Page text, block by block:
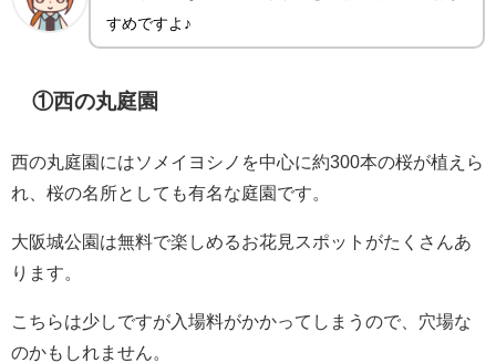
すめですよ♪
①西の丸庭園
西の丸庭園にはソメイヨシノを中心に約300本の桜が植えら
れ、桜の名所としても有名な庭園です。
大阪城公園は無料で楽しめるお花見スポットがたくさんあ
ります。
こちらは少しですが入場料がかかってしまうので、穴場な
のかもしれません。